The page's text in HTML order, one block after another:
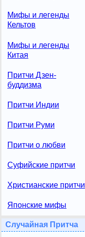
Мифы и легенды
Кельтов
Мифы и легенды
Китая
Притчи Дзен-
буддизма
Притчи Индии
Притчи Руми
Притчи о любви
Суфийские притчи
Христианские притчи
Японские мифы
Случайная Притча